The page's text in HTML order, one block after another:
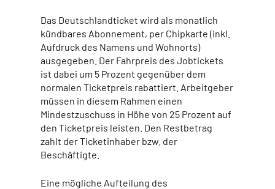
Das Deutschlandticket wird als monatlich
kündbares Abonnement, per Chipkarte (inkl.
Aufdruck des Namens und Wohnorts)
ausgegeben. Der Fahrpreis des Jobtickets
ist dabei um 5 Prozent gegenüber dem
normalen Ticketpreis rabattiert. Arbeitgeber
müssen in diesem Rahmen einen
Mindestzuschuss in Höhe von 25 Prozent auf
den Ticketpreis leisten. Den Restbetrag
zahlt der Ticketinhaber bzw. der
Beschäftigte.
Eine mögliche Aufteilung des